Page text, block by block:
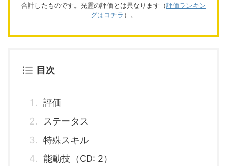
合計したものです。光霊の評価とは異なります（評価ランキン
グはコチラ ）。
目次
評価
ステータス
特殊スキル
能動技（CD: 2）